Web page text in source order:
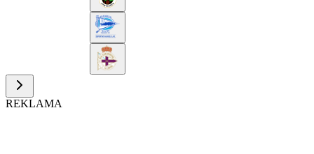
REKLAMA